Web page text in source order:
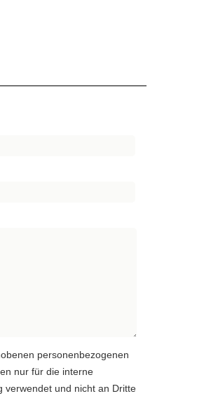
personenbezogenen
nur für die interne
verwendet und nicht an Dritte